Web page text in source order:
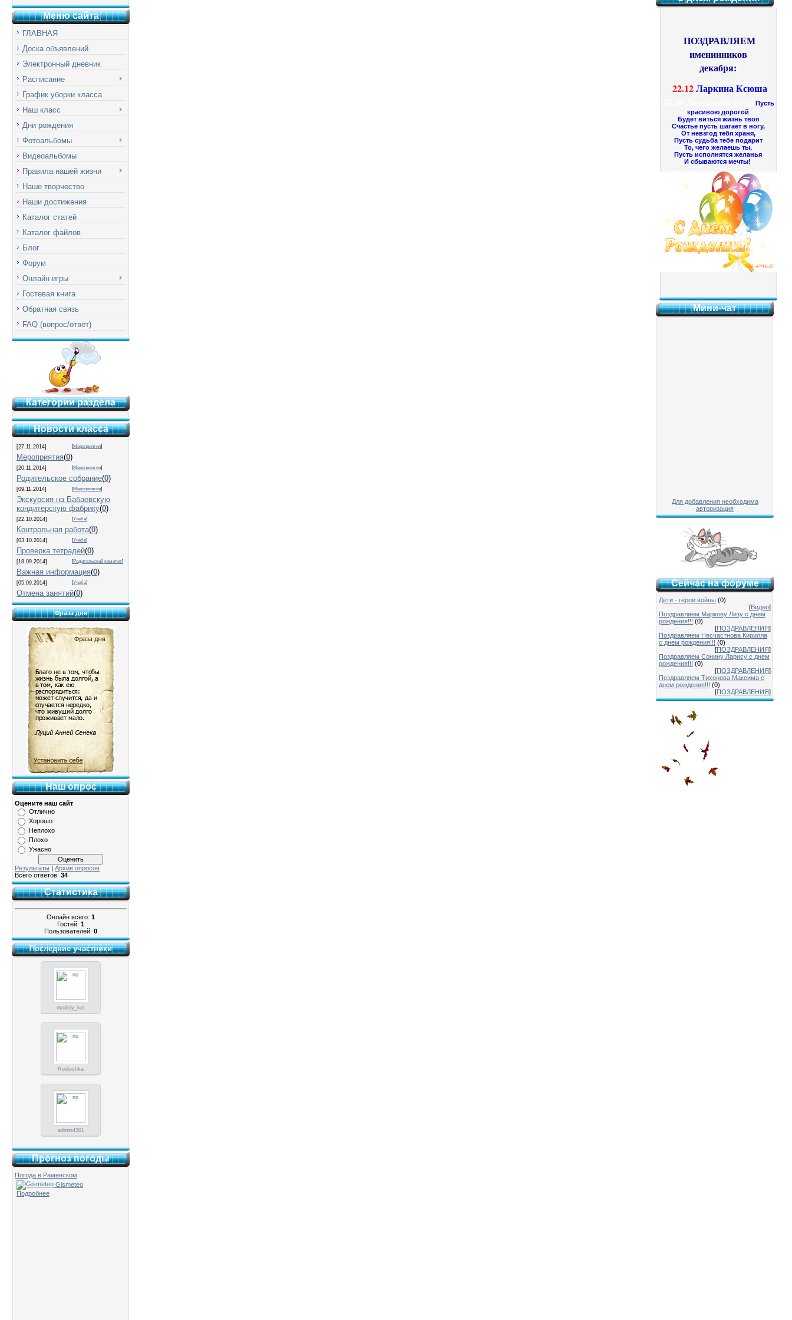
Меню сайта
ГЛАВНАЯ
Доска объявлений
Электронный дневник
Расписание
График уборки класса
Наш класс
Дни рождения
Фотоальбомы
Видеоальбомы
Правила нашей жизни
Наше творчество
Наши достижения
Каталог статей
Каталог файлов
Блог
Форум
Онлайн игры
Гостевая книга
Обратная связь
FAQ (вопрос/ответ)
Категории раздела
Новости класса
[27.11.2014] [Мероприятия]
Мероприятия(0)
[20.11.2014] [Мероприятия]
Родительское собрание(0)
[09.11.2014] [Мероприятия]
Экскурсия на Бабаевскую
кондитерскую фабрику(0)
[22.10.2014] [Учеба]
Контрольная работа(0)
[03.10.2014] [Учеба]
Проверка тетрадей(0)
[18.09.2014] [Родительский комитет]
Важная информация(0)
[05.09.2014] [Учеба]
Отмена занятий(0)
Фраза дня
Наш опрос
Оцените наш сайт
Отлично
Хорошо
Неплохо
Плохо
Ужасно
Результаты | Архив опросов
Всего ответов: 34
Статистика
Онлайн всего: 1
Гостей: 1
Пользователей: 0
Последние участники
modniy_kot
Rodioshka
admin4301
Прогноз погоды
Погода в Раменском
Gismeteo
Подробнее
ПОЗДРАВЛЯЕМ
именинников
декабря:
22.12Ларкина Ксюша
Пусть
красивою дорогой
Будет виться жизнь твоя
Счастье пусть шагает в ногу,
От невзгод тебя храня,
Пусть судьба тебе подарит
То, чего желаешь ты,
Пусть исполнятся желанья
И сбываются мечты!
Мини-чат
Для добавления необходима
авторизация
Сейчас на форуме
Дети - герои войны (0)
[Видео]
Поздравляем Маркову Лизу с днем
рождения!!! (0)
[ПОЗДРАВЛЕНИЯ]
Поздравляем Несчастнова Кирилла
с днем рождения!!! (0)
[ПОЗДРАВЛЕНИЯ]
Поздравляем Сонину Ларису с днем
рождения!!! (0)
[ПОЗДРАВЛЕНИЯ]
Поздравляем Тихонова Максима с
днем рождения!!! (0)
[ПОЗДРАВЛЕНИЯ]